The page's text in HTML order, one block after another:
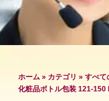
ホーム » カテゴリ » すべて
化粧品ボトル包装 121-150